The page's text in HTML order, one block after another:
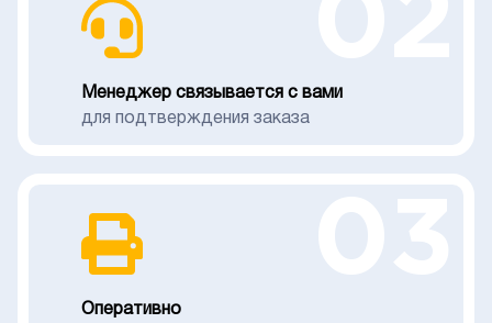
Менеджер связывается с вами
для подтверждения заказа
Оперативно